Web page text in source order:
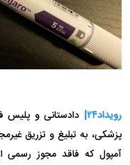
رویداد۲۴|
دادستانی و پلیس
پزشکی، به تبلیغ و تزریق
آمپول که فاقد مجوز رسمی